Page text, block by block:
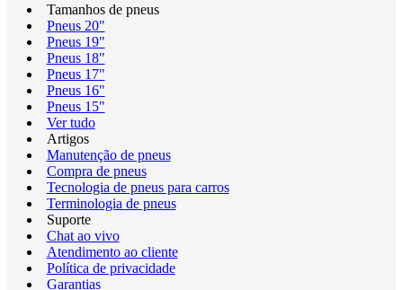
Tamanhos de pneus
Pneus 20"
Pneus 19"
Pneus 18"
Pneus 17"
Pneus 16"
Pneus 15"
Ver tudo
Artigos
Manutenção de pneus
Compra de pneus
Tecnologia de pneus para carros
Terminologia de pneus
Suporte
Chat ao vivo
Atendimento ao cliente
Política de privacidade
Garantias